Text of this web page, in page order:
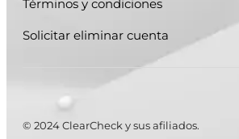
Términos y condiciones
Solicitar eliminar cuenta
© 2024 ClearCheck y sus afiliados.